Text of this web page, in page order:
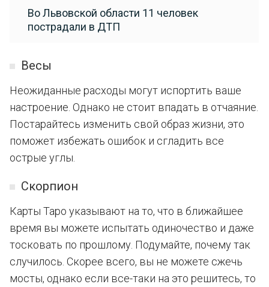
Во Львовской области 11 человек
пострадали в ДТП
Весы
Неожиданные расходы могут испортить ваше
настроение. Однако не стоит впадать в отчаяние.
Постарайтесь изменить свой образ жизни, это
поможет избежать ошибок и сгладить все
острые углы.
Скорпион
Карты Таро указывают на то, что в ближайшее
время вы можете испытать одиночество и даже
тосковать по прошлому. Подумайте, почему так
случилось. Скорее всего, вы не можете сжечь
мосты, однако если все-таки на это решитесь, то